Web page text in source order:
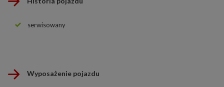
serwisowany
Wyposażenie pojazdu